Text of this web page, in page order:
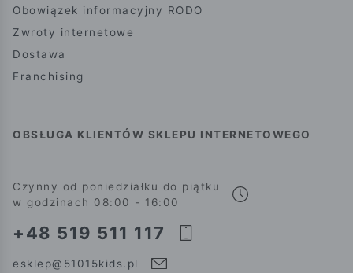
Obowiązek informacyjny RODO
Zwroty internetowe
Dostawa
Franchising
OBSŁUGA KLIENTÓW SKLEPU INTERNETOWEGO
Czynny od poniedziałku do piątku
w godzinach 08:00 - 16:00
+48 519 511 117
esklep@51015kids.pl